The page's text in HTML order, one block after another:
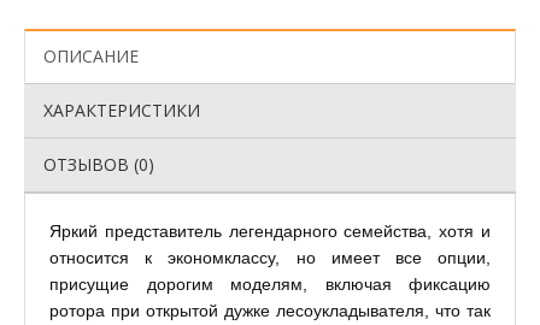
ОПИСАНИЕ
ХАРАКТЕРИСТИКИ
ОТЗЫВОВ (0)
Яркий представитель легендарного семейства, хотя и
относится к экономклассу, но имеет все опции,
присущие дорогим моделям, включая фиксацию
ротора при открытой дужке лесоукладывателя, что так